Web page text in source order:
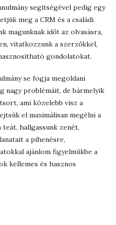
segítségével pedig egy
meg a CRM és a családi
magunknak időt az olvasásra,
vitatkozzunk a szerzőkkel,
gondolatokat.
se fogja megoldani
nagy problémáit, de bármelyik
ami közelebb visz a
el maximálisan megélni a
hallgassunk zenét,
a pihenésre,
ajánlom figyelmükbe a
kellemes és hasznos